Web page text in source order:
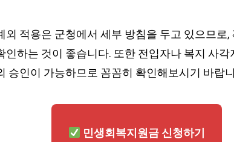
외 적용은 군청에서 세부 방침을 두고 있으므로,
인하는 것이 좋습니다. 또한 전입자나 복지 사각
승인이 가능하므로 꼼꼼히 확인해보시기 바랍
민생회복지원금 신청하기